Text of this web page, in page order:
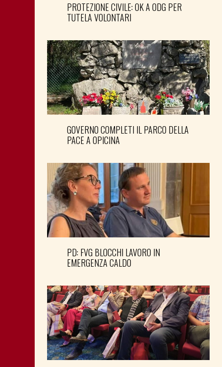
PROTEZIONE CIVILE: OK A ODG PER
TUTELA VOLONTARI
GOVERNO COMPLETI IL PARCO DELLA
PACE A OPICINA
PD: FVG BLOCCHI LAVORO IN
EMERGENZA CALDO